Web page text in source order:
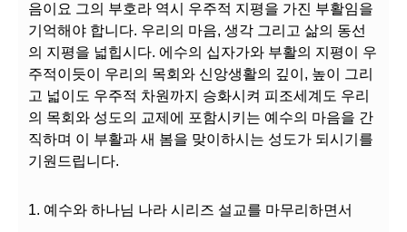
음이요 그의 부호라 역시 우주적 지평을 가진 부활임을
기억해야 합니다. 우리의 마음, 생각 그리고 삶의 동선
의 지평을 넓힙시다. 에수의 십자가와 부활의 지평이 우
주적이듯이 우리의 목회와 신앙생활의 깊이, 높이 그리
고 넓이도 우주적 차원까지 승화시켜 피조세계도 우리
의 목회와 성도의 교제에 포함시키는 예수의 마음을 간
직하며 이 부활과 새 봄을 맞이하시는 성도가 되시기를
기원드립니다.
1. 예수와 하나님 나라 시리즈 설교를 마무리하면서